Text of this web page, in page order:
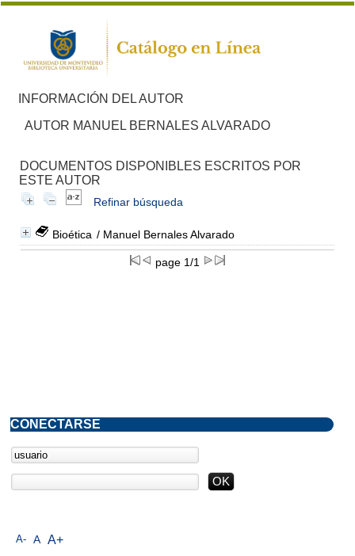
INFORMACIÓN DEL AUTOR
AUTOR MANUEL BERNALES ALVARADO
DOCUMENTOS DISPONIBLES ESCRITOS POR
ESTE AUTOR
Refinar búsqueda
Bioética / Manuel Bernales Alvarado
page 1/1
A- A A+
CONECTARSE